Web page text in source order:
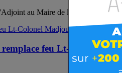
au Maire de la commune
feu Lt-Colonel